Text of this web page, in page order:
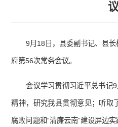
9月18日，县委副书记、县
府第56次常务会议。
会议学习贯彻习近平总书记
精神，研究我县贯彻意见；听取
腐败问题和“清廉云南”建设屏边